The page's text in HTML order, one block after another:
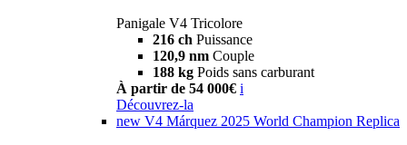
Panigale V4 Tricolore
216 ch Puissance
120,9 nm Couple
188 kg Poids sans carburant
À partir de 54 000€ i
Découvrez-la
new V4 Márquez 2025 World Champion Replica